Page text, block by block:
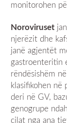
monitorohen
Noroviruset
njerëzit dhe
janë agjentët
gastroenteritin
rëndësishëm
klasifikohen në
deri në GV,
genogrupe
cilat nga ana